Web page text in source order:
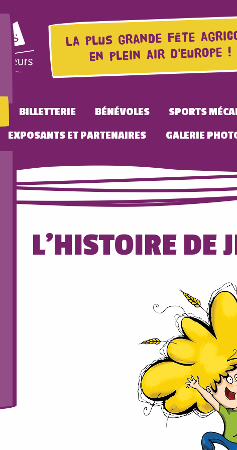
La plus grande fête
en plein air d'Europe !
BILLETTERIE BÉNÉVOLES
SPORTS
EXPOSANTS ET PARTENAIRES
GALERIE
L'HISTOIRE DE